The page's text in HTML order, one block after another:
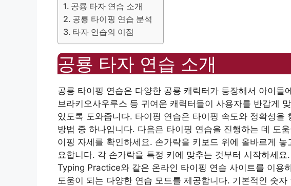
공룡 타자 연습 소개
공룡 타이핑 연습 분석
타자 연습의 이점
공룡 타자 연습 소개
공룡 타이핑 연습은 다양한 공룡 캐릭터가 등장해서 아이들
브라키오사우루스 등 귀여운 캐릭터들이 사용자를 반갑게
있도록 도와줍니다. 타이핑 연습은 타이핑 속도와 정확성을
방법 중 하나입니다. 다음은 타이핑 연습을 진행하는 데 도
이핑 자세를 확인하세요. 손가락을 키보드 위에 올바르게
요합니다. 각 손가락을 특정 키에 맞추는 것부터 시작하세
Typing Practice와 같은 온라인 타이핑 연습 사이트를 이용
도움이 되는 다양한 연습 모드를 제공합니다. 기본적인 숫